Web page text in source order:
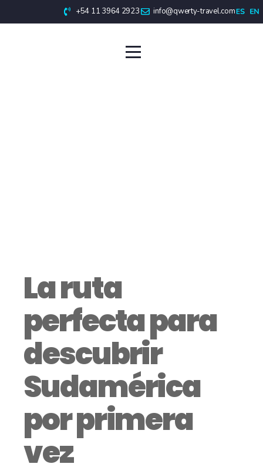
+54 11 3964 2923 info@qwerty-travel.com
La ruta
perfecta para
descubrir
Sudamérica
por primera
vez